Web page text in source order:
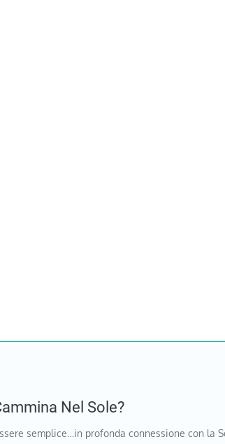
Nel Sole?
semplice…in profonda connessione con la